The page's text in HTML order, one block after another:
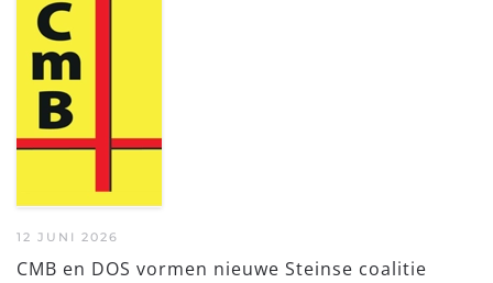
12 JUNI 2026
CMB en DOS vormen nieuwe Steinse coalitie